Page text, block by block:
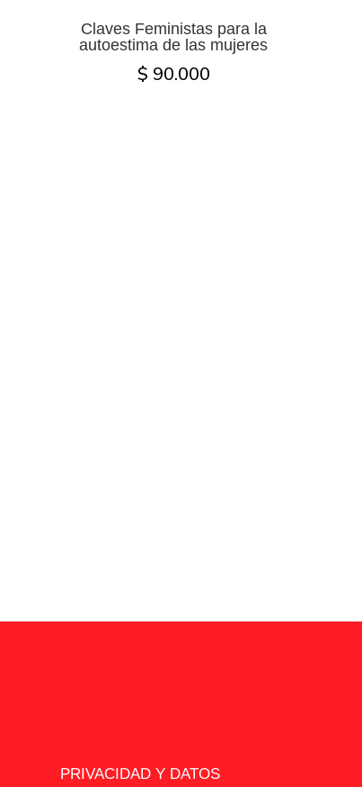
Claves Feministas para la
autoestima de las mujeres
$ 90.000
PRIVACIDAD Y DATOS